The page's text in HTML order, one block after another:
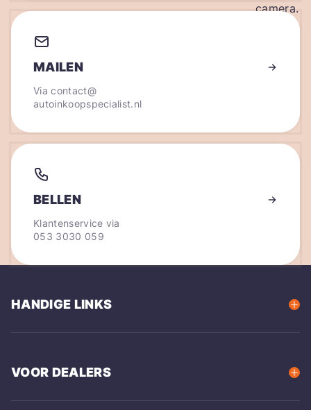
MAILEN
Viacontact@
autoinkoopspecialist.nl
BELLEN
Klantenservice via
053 3030 059
HANDIGE LINKS
VOOR DEALERS